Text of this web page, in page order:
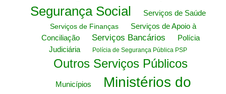
Segurança Social
Serviços de Saúde
Serviços de Finanças
Serviços de Apoio à
Conciliação
Serviços Bancários
Polícia
Judiciária
Polícia de Segurança Pública PSP
Outros Serviços Públicos
Municípios
Ministérios do